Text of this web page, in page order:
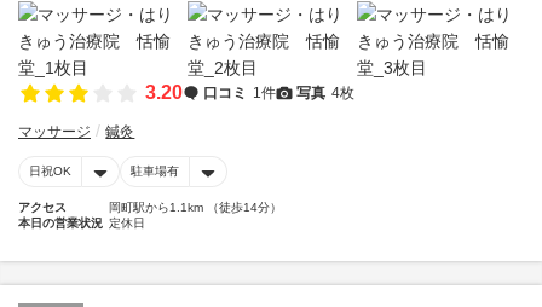
3.20 口コミ 1件 写真 4枚
マッサージ 鍼灸
日祝OK 駐車場有
アクセス
岡町駅から1.1km （徒歩14分）
本日の営業状況 定休日